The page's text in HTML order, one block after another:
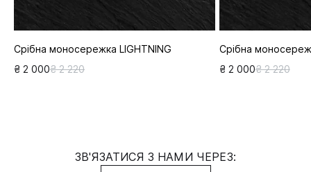
Срібна моносережка LIGHTNING
₴ 2 000₴ 2 220
Срібна
₴ 2 000₴ 2 220
ЗВ'ЯЗАТИСЯ З НАМИ ЧЕРЕЗ: